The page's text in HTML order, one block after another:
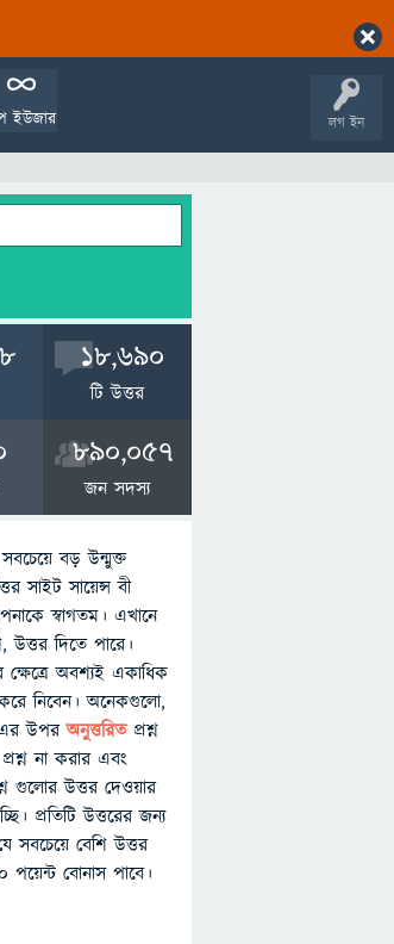
লগ ইন
ইউজার
18,690
টি উত্তর
890,057
জন সদস্য
সবচেয়ে বড় উন্মুক্ত
সাইট সায়েন্স বী
স্বাগতম। এখানে
উত্তর দিতে পারে।
ক্ষেত্রে অবশ্যই একাধিক
করে নিবেন। অনেকগুলো,
এর উপরঅনুত্তরিতপ্রশ্ন
না করার এবং
গুলোর উত্তর দেওয়ার
প্রতিটি উত্তরের জন্য
সবচেয়ে বেশি উত্তর
পয়েন্ট বোনাস পাবে।